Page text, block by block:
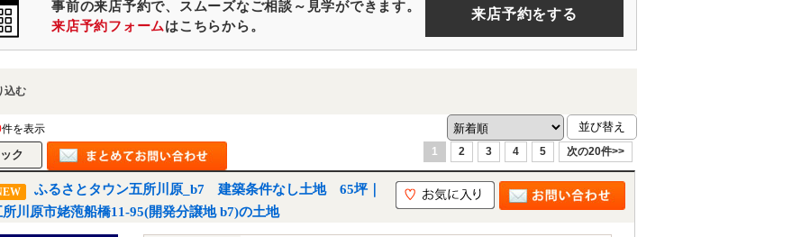
事前の来店予約で、スムーズなご相談～見学ができます。
来店予約フォームはこちらから。
来店予約をする
込む
件を表示
1
2 3 4 5 次の20件>>
ふるさとタウン五所川原_b7 建築条件なし土地 65坪｜
所川原市姥萢船橋11-95(開発分譲地 b7)の土地